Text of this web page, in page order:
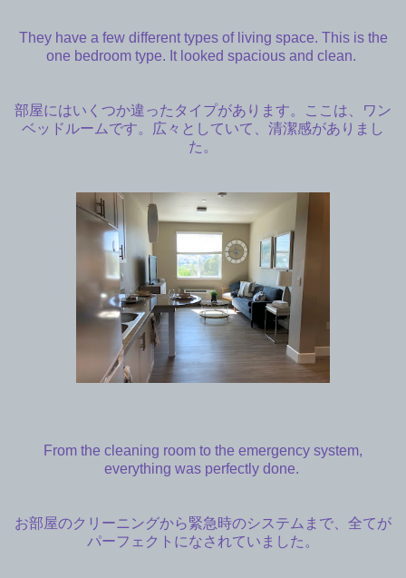
They have a few different types of living space. This is the
one bedroom type. It looked spacious and clean.
部屋にはいくつか違ったタイプがあります。ここは、ワン
ベッドルームです。広々としていて、清潔感がありまし
た。
From the cleaning room to the emergency system,
everything was perfectly done.
お部屋のクリーニングから緊急時のシステムまで、全てが
パーフェクトになされていました。